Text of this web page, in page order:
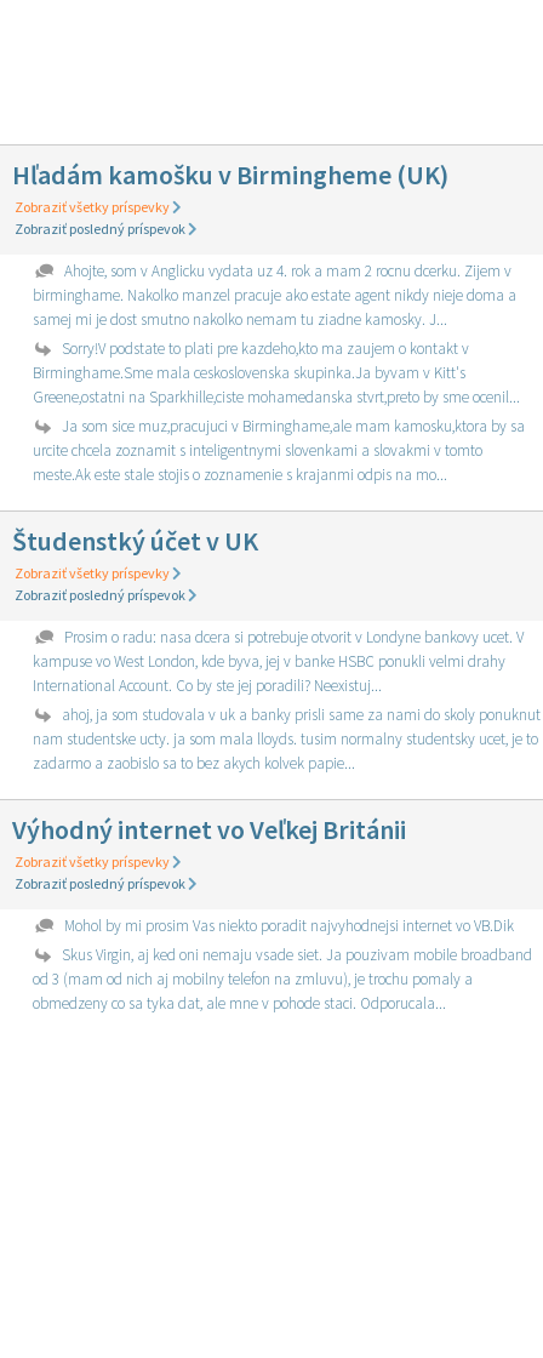
Hľadám kamošku v Birmingheme (UK)
Zobraziť všetky príspevky
Zobraziť posledný príspevok
Ahojte, som v Anglicku vydata uz 4. rok a mam 2 rocnu dcerku. Zijem v
birminghame. Nakolko manzel pracuje ako estate agent nikdy nieje doma a
samej mi je dost smutno nakolko nemam tu ziadne kamosky. J...
Sorry!V podstate to plati pre kazdeho,kto ma zaujem o kontakt v
Birminghame.Sme mala ceskoslovenska skupinka.Ja byvam v Kitt's
Greene,ostatni na Sparkhille,ciste mohamedanska stvrt,preto by sme ocenil...
Ja som sice muz,pracujuci v Birminghame,ale mam kamosku,ktora by sa
urcite chcela zoznamit s inteligentnymi slovenkami a slovakmi v tomto
meste.Ak este stale stojis o zoznamenie s krajanmi odpis na mo...
Študenstký účet v UK
Zobraziť všetky príspevky
Zobraziť posledný príspevok
Prosim o radu: nasa dcera si potrebuje otvorit v Londyne bankovy ucet. V
kampuse vo West London, kde byva, jej v banke HSBC ponukli velmi drahy
International Account. Co by ste jej poradili? Neexistuj...
ahoj, ja som studovala v uk a banky prisli same za nami do skoly ponuknut
nam studentske ucty. ja som mala lloyds. tusim normalny studentsky ucet, je to
zadarmo a zaobislo sa to bez akych kolvek papie...
Výhodný internet vo Veľkej Británii
Zobraziť všetky príspevky
Zobraziť posledný príspevok
Mohol by mi prosim Vas niekto poradit najvyhodnejsi internet vo VB.Dik
Skus Virgin, aj ked oni nemaju vsade siet. Ja pouzivam mobile broadband
od 3 (mam od nich aj mobilny telefon na zmluvu), je trochu pomaly a
obmedzeny co sa tyka dat, ale mne v pohode staci. Odporucala...